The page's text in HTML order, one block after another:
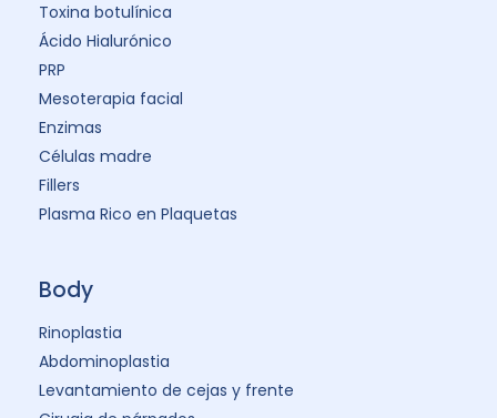
Toxina botulínica
Ácido Hialurónico
PRP
Mesoterapia facial
Enzimas
Células madre
Fillers
Plasma Rico en Plaquetas
Body
Rinoplastia
Abdominoplastia
Levantamiento de cejas y frente